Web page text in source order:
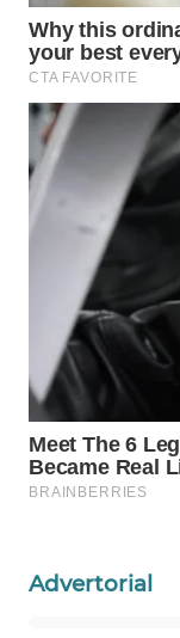
Advertorial
WAHANA
TV
WAHANANEWS
WAHANANEWS
CO ID
WAHANANEWS
NET
WAHANA
SPORT
WAHANA
UMKM